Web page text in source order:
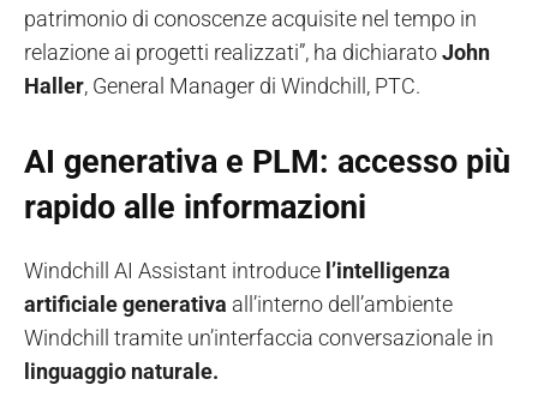
patrimonio di conoscenze acquisite nel tempo in
relazione ai progetti realizzati”, ha dichiaratoJohn
Haller, General Manager di Windchill, PTC.
AI generativa e PLM: accesso più
rapido alle informazioni
Windchill AI Assistant introduce l’intelligenza
artificiale generativa all’interno dell’ambiente
Windchill tramite un’interfaccia conversazionale in
linguaggio naturale.